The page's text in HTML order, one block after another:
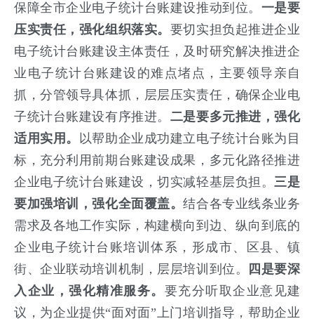
保障全市企业电子统计台账建设推动到位。 一是要
压实责任，强化组织落实。 要切实担负起推进企业
电子统计台账建设主体责任，及时研究解决推进企
业电子统计台账建设的难点堵点，主要领导亲自
抓，分管领导具体抓，层层压实责任，确保企业电
子统计台账建设有序推进。 二是要多元推进，强化
适用实用。
以帮助企业成功建立电子统计台账为目
标，充分利用前期台账建设成果，多元化路径推进
企业电子统计台账建设，切实减轻基层负担。三是
要加强培训，强化全面覆盖。结合各专业线条业务
需求及各地工作实际，构建横向到边、纵向到底的
企业电子统计台账培训体系，形成市、区县、镇
街、企业联动培训机制，层层培训到位。
四是要深
入企业，强化精准服务。 要充分听取企业意见建
议，为企业提供“面对面”上门培训指导，帮助企业